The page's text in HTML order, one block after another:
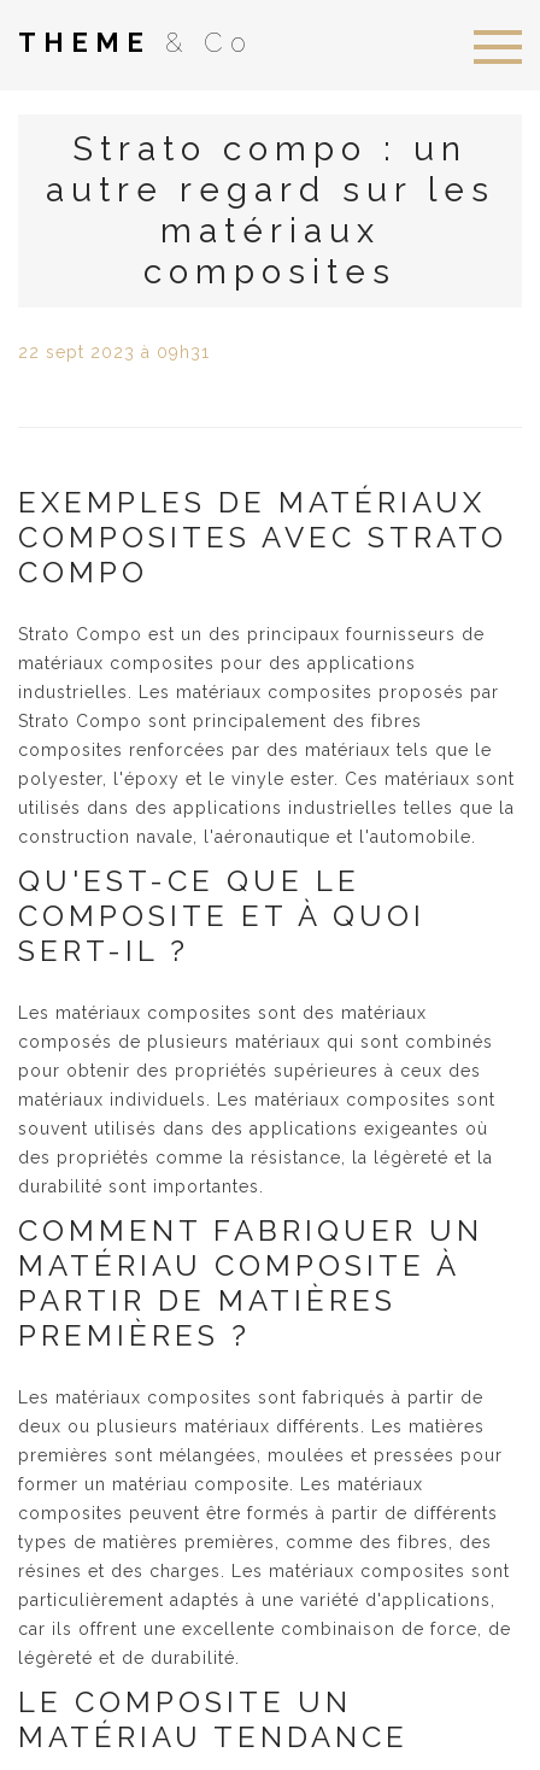
THEME & Co
Strato compo : un
autre regard sur les
matériaux
composites
22 sept 2023 à 09h31
EXEMPLES DE MATÉRIAUX
COMPOSITES AVEC STRATO
COMPO
Strato Compo est un des principaux fournisseurs de
matériaux composites pour des applications
industrielles. Les matériaux composites proposés par
Strato Compo sont principalement des fibres
composites renforcées par des matériaux tels que le
polyester, l'époxy et le vinyle ester. Ces matériaux sont
utilisés dans des applications industrielles telles que la
construction navale, l'aéronautique et l'automobile.
QU'EST-CE QUE LE
COMPOSITE ET À QUOI
SERT-IL ?
Les matériaux composites sont des matériaux
composés de plusieurs matériaux qui sont combinés
pour obtenir des propriétés supérieures à ceux des
matériaux individuels. Les matériaux composites sont
souvent utilisés dans des applications exigeantes où
des propriétés comme la résistance, la légèreté et la
durabilité sont importantes.
COMMENT FABRIQUER UN
MATÉRIAU COMPOSITE À
PARTIR DE MATIÈRES
PREMIÈRES ?
Les matériaux composites sont fabriqués à partir de
deux ou plusieurs matériaux différents. Les matières
premières sont mélangées, moulées et pressées pour
former un matériau composite. Les matériaux
composites peuvent être formés à partir de différents
types de matières premières, comme des fibres, des
résines et des charges. Les matériaux composites sont
particulièrement adaptés à une variété d'applications,
car ils offrent une excellente combinaison de force, de
légèreté et de durabilité.
LE COMPOSITE UN
MATÉRIAU TENDANCE